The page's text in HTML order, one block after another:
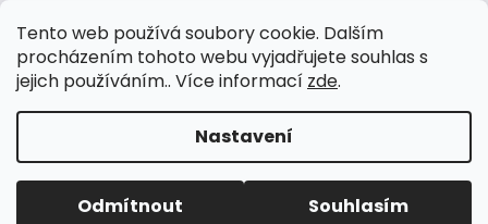
Tento web používá soubory cookie. Dalším
procházením tohoto webu vyjadřujete souhlas s
jejich používáním.. Více informací zde.
Nastavení
Odmítnout Souhlasím
Vážení, v současné době probíhá úprava cen a popisů
lodních motorů Mercury!!! Pro aktuální informace o
současných cenách, nás neváhejte kontaktovat. Děkujeme
Vytvořil Shoptet
Copyright 2026Wavy boats s.r.o.. Všechna práva